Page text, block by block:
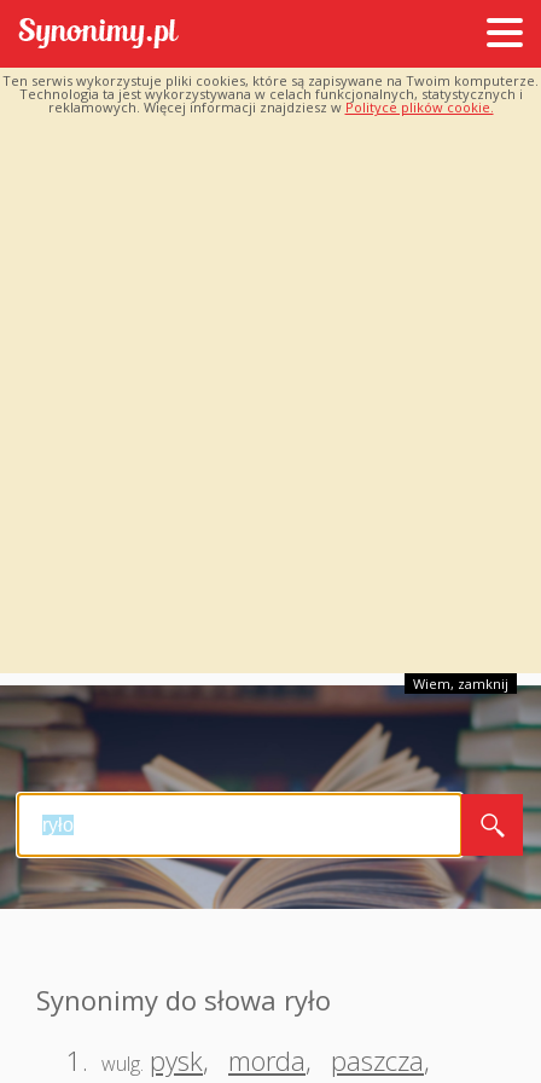
Ten serwis wykorzystuje pliki cookies, które są zapisywane na Twoim komputerze.
Technologia ta jest wykorzystywana w celach funkcjonalnych, statystycznych i
reklamowych. Więcej informacji znajdziesz w Polityce plików cookie.
Wiem, zamknij
Synonimy do słowa ryło
1. wulg. pysk, morda, paszcza,